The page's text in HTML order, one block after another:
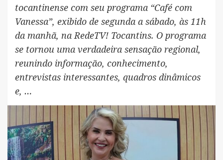
tocantinense com seu programa “Café com
Vanessa”, exibido de segunda a sábado, às 11h
da manhã, na RedeTV! Tocantins. O programa
se tornou uma verdadeira sensação regional,
reunindo informação, conhecimento,
entrevistas interessantes, quadros dinâmicos
e, …